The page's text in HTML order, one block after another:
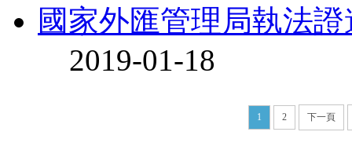
國家外匯管理局執法
2019-01-18
1 2 下一頁